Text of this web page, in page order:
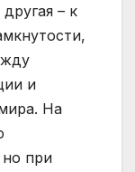
– к
и
На
при